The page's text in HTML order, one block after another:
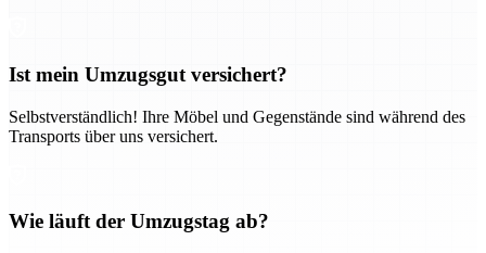
Ist mein Umzugsgut versichert?
Selbstverständlich! Ihre Möbel und Gegenstände sind während des
Transports über uns versichert.
Wie läuft der Umzugstag ab?